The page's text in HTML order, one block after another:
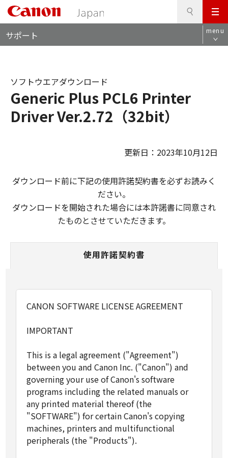
メ
ニ
ュ
サポート menu
Generic Plus PCL6 Printer
Driver Ver.2.72（32bit）
ソフトウエアダウンロード
更新日：2023年10月12日
ダウンロード前に下記の使用許諾契約書を必ずお読みく
ださい。
ダウンロードを開始された場合には本許諾書に同意され
たものとさせていただきます。
使用許諾契約書
CANON SOFTWARE LICENSE AGREEMENT
IMPORTANT
This is a legal agreement ("Agreement")
between you and Canon Inc. ("Canon") and
governing your use of Canon's software
programs including the related manuals or
any printed material thereof (the
"SOFTWARE") for certain Canon's copying
machines, printers and multifunctional
peripherals (the "Products").